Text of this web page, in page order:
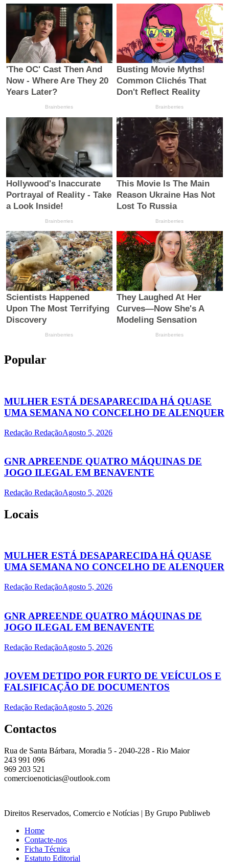
Popular
MULHER ESTÁ DESAPARECIDA HÁ QUASE
UMA SEMANA NO CONCELHO DE ALENQUER
Redação RedaçãoAgosto 5, 2026
GNR APREENDE QUATRO MÁQUINAS DE
JOGO ILEGAL EM BENAVENTE
Redação RedaçãoAgosto 5, 2026
Locais
MULHER ESTÁ DESAPARECIDA HÁ QUASE
UMA SEMANA NO CONCELHO DE ALENQUER
Redação RedaçãoAgosto 5, 2026
GNR APREENDE QUATRO MÁQUINAS DE
JOGO ILEGAL EM BENAVENTE
Redação RedaçãoAgosto 5, 2026
JOVEM DETIDO POR FURTO DE VEÍCULOS E
FALSIFICAÇÃO DE DOCUMENTOS
Redação RedaçãoAgosto 5, 2026
Contactos
Rua de Santa Bárbara, Moradia 5 - 2040-228 - Rio Maior
243 991 096
969 203 521
comercioenoticias@outlook.com
Direitos Reservados, Comercio e Notícias | By Grupo Publiweb
Home
Contacte-nos
Ficha Técnica
Estatuto Editorial